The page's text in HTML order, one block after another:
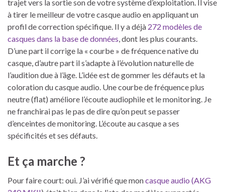
trajet vers la sortie son de votre système d’exploitation. Il vise
à tirer le meilleur de votre casque audio en appliquant un
profil de correction spécifique. Il y a déjà 272 modèles de
casques dans la base de données , dont les plus courants.
D’une part il corrige la « courbe » de fréquence native du
casque, d’autre part il s’adapte à l’évolution naturelle de
l’audition due à l’âge. L’idée est de gommer les défauts et la
coloration du casque audio. Une courbe de fréquence plus
neutre (flat) améliore l’écoute audiophile et le monitoring. Je
ne franchirai pas le pas de dire qu’on peut se passer
d’enceintes de monitoring. L’écoute au casque a ses
spécificités et ses défauts.
Et ça marche ?
Pour faire court: oui. J’ai vérifié que moncasque audio (AKG